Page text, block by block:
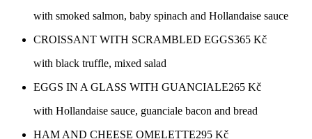
with smoked salmon, baby spinach and Hollandaise sauce
CROISSANT WITH SCRAMBLED EGGS365 Kč
with black truffle, mixed salad
EGGS IN A GLASS WITH GUANCIALE265 Kč
with Hollandaise sauce, guanciale bacon and bread
HAM AND CHEESE OMELETTE295 Kč